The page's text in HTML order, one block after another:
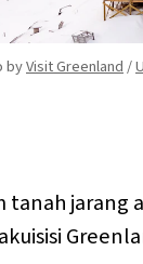
by Visit Greenland /
tanah jarang